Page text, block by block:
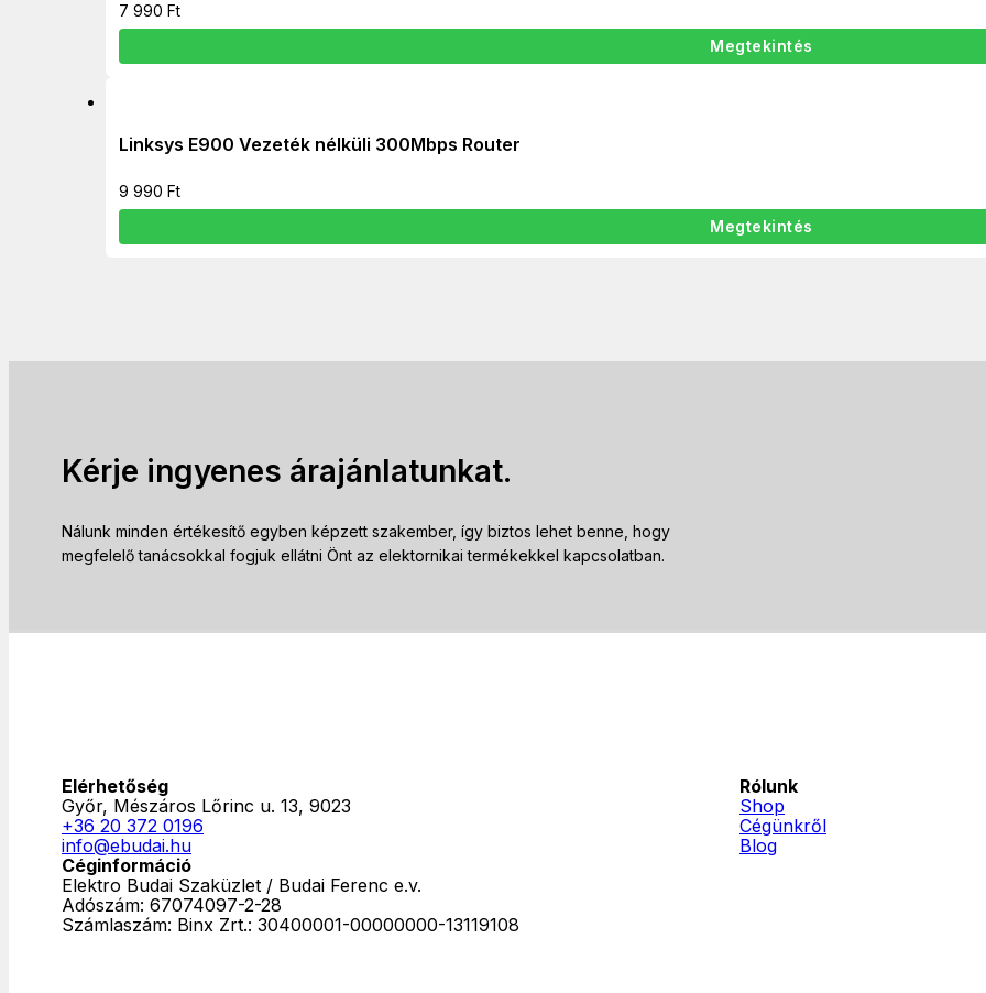
7 990 Ft
Megtekintés
Linksys E900 Vezeték nélküli 300Mbps Router
9 990 Ft
Megtekintés
Kérje ingyenes árajánlatunkat.
Nálunk minden értékesítő egyben képzett szakember, így biztos lehet benne, hogy
megfelelő tanácsokkal fogjuk ellátni Önt az elektornikai termékekkel kapcsolatban.
Elérhetőség
Győr, Mészáros Lőrinc u. 13, 9023
+36 20 372 0196
info@ebudai.hu
Céginformáció
Elektro Budai Szaküzlet / Budai Ferenc e.v.
Adószám: 67074097-2-28
Számlaszám: ‎ Binx Zrt.: 30400001-00000000-13119108
Rólunk
Shop
Cégünkről
Blog